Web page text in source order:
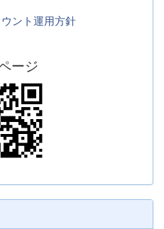
ント運用方針
ージ